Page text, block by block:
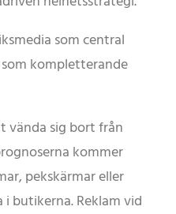
som central
kompletterande
vända sig bort från
kommer
pekskärmar eller
butikerna. Reklam vid